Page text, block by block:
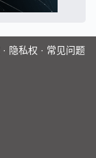
· 隐私权 · 常见问题